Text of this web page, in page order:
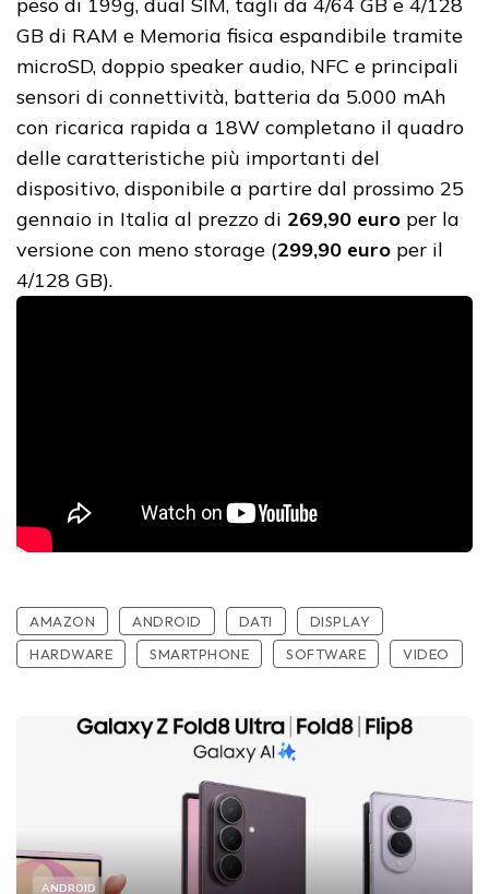
GB di RAM e Memoria fisica espandibile tramite
microSD, doppio speaker audio, NFC e principali
sensori di connettività, batteria da 5.000 mAh
con ricarica rapida a 18W completano il quadro
delle caratteristiche più importanti del
dispositivo, disponibile a partire dal prossimo 25
gennaio in Italia al prezzo di 269,90 euro per la
versione con meno storage (299,90 euro per il
4/128 GB).
AMAZON ANDROID DATI
DISPLAY
HARDWARE
SMARTPHONE SOFTWARE VIDEO
ANDROID